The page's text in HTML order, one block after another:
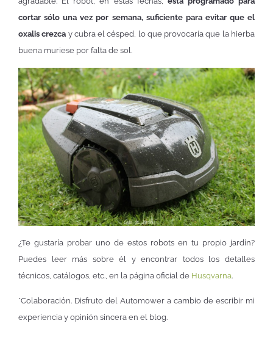
cortar sólo una vez por semana, suficiente para evitar que el
oxalis crezca y cubra el césped, lo que provocaría que la hierba
buena muriese por falta de sol.
¿Te gustaría probar uno de estos robots en tu propio jardín?
Puedes leer más sobre él y encontrar todos los detalles
técnicos, catálogos, etc., en la página oficial de Husqvarna.
*Colaboración. Disfruto del Automower a cambio de escribir mi
experiencia y opinión sincera en el blog.